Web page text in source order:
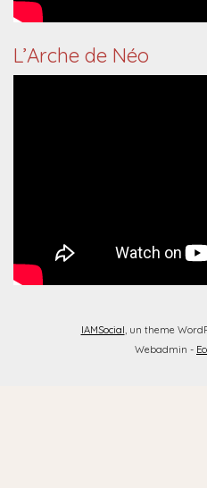
L’Arche de Néo
IAMSocial, un theme
Webadmin -